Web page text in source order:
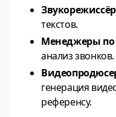
текстов.
Менеджеры
анализ звонков.
генерация
референсу.